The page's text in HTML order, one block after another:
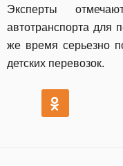
Эксперты
автотранспорта для
же время серьезно
детских перевозок.